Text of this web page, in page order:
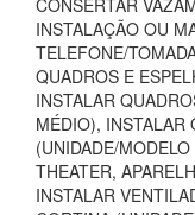
CONSERTAR
INSTALAÇÃO OU
TELEFONE/
QUADROS E
INSTALAR
MÉDIO), INSTALAR
(UNIDADE/
THEATER,
INSTALAR